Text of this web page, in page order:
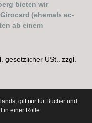
bieten wir
(ehemals ec-
ab einem
gesetzlicher USt., zzgl.
gilt nur für Bücher und
in einer Rolle.